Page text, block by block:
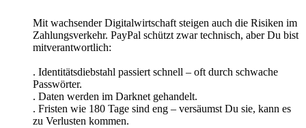
Mit wachsender Digitalwirtschaft steigen auch die Risiken im
Zahlungsverkehr. PayPal schützt zwar technisch, aber Du bist
mitverantwortlich:
. Identitätsdiebstahl passiert schnell – oft durch schwache
Passwörter.
. Daten werden im Darknet gehandelt.
. Fristen wie 180 Tage sind eng – versäumst Du sie, kann es
zu Verlusten kommen.